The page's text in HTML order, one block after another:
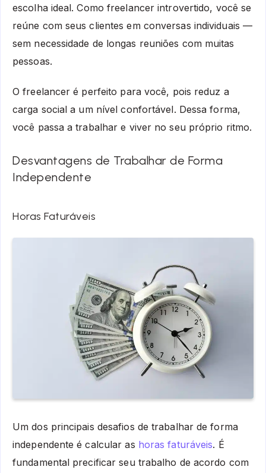
escolha ideal. Como freelancer introvertido, você se
reúne com seus clientes em conversas individuais —
sem necessidade de longas reuniões com muitas
pessoas.
O freelancer é perfeito para você, pois reduz a
carga social a um nível confortável. Dessa forma,
você passa a trabalhar e viver no seu próprio ritmo.
Desvantagens de Trabalhar de Forma
Independente
Horas Faturáveis
Um dos principais desafios de trabalhar de forma
independente é calcular as horas faturáveis. É
fundamental precificar seu trabalho de acordo com